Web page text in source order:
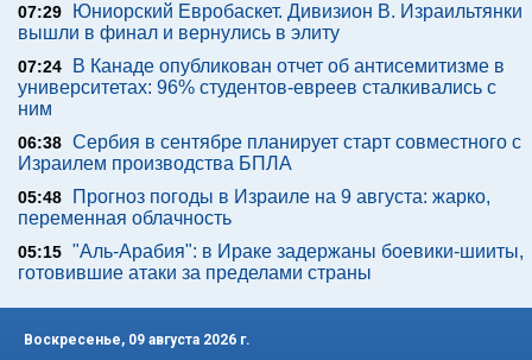
07:29
Юниорский Евробаскет. Дивизион В. Израильтянки
вышли в финал и вернулись в элиту
07:24
В Канаде опубликован отчет об антисемитизме в
университетах: 96% студентов-евреев сталкивались с
ним
06:38 Сербия в сентябре планирует старт совместного с
Израилем производства БПЛА
05:48
Прогноз погоды в Израиле на 9 августа: жарко,
переменная облачность
05:15 "Аль-Арабия": в Ираке задержаны боевики-шииты,
готовившие атаки за пределами страны
Воскресенье, 09 августа 2026 г.